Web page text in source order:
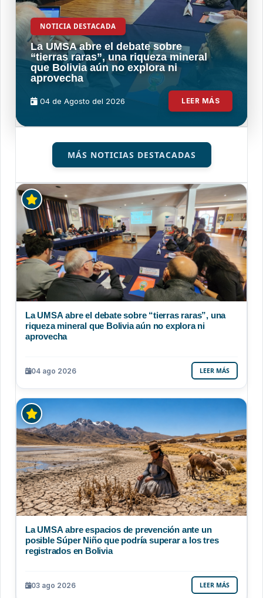
NOTICIA DESTACADA
La UMSA abre el debate sobre
“tierras raras”, una riqueza mineral
que Bolivia aún no explora ni
aprovecha
04 de Agosto del 2026 LEER MÁS
MÁS NOTICIAS DESTACADAS
La UMSA abre el debate sobre “tierras raras”, una
riqueza mineral que Bolivia aún no explora ni
aprovecha
04 ago 2026 LEER MÁS
La UMSA abre espacios de prevención ante un
posible Súper Niño que podría superar a los tres
registrados en Bolivia
03 ago 2026 LEER MÁS